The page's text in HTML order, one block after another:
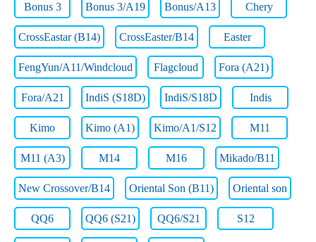
Bonus 3 Bonus 3/A19 Bonus/A13 Chery
CrossEastar (B14) CrossEaster/B14 Easter
FengYun/A11/Windcloud Flagcloud Fora (A21)
Fora/A21 IndiS (S18D) IndiS/S18D Indis
Kimo Kimo (A1) Kimo/A1/S12 M11
M11 (A3) M14 M16 Mikado/B11
New Crossover/B14 Oriental Son (B11) Oriental son
QQ6 QQ6 (S21) QQ6/S21 S12